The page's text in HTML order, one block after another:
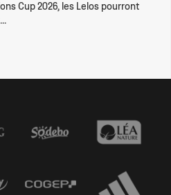
Cup 2026, les Lelos pourront